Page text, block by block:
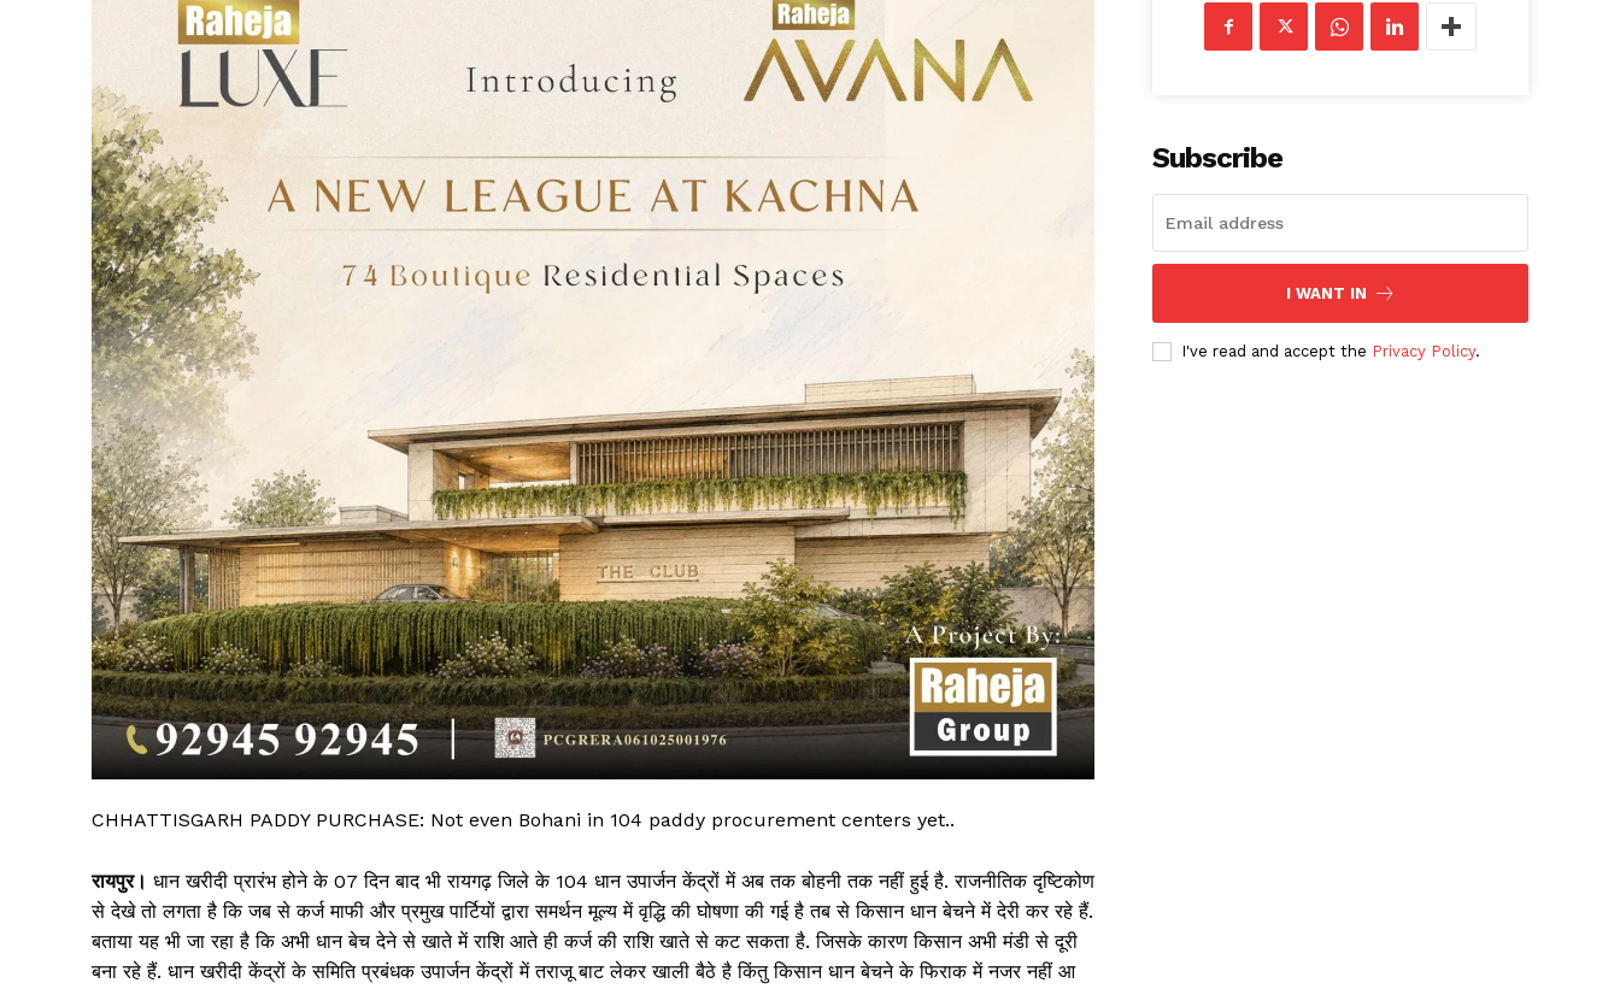
CHHATTISGARH PADDY PURCHASE: Not even Bohani in 104 paddy procurement centers yet..
रायपुर। धान खरीदी प्रारंभ होने के 07 दिन बाद भी रायगढ़ जिले के 104 धान उपार्जन केंद्रों में अब तक बोहनी तक नहीं हुई है. राजनीतिक दृष्टिकोण
से देखे तो लगता है कि जब से कर्ज माफी और प्रमुख पार्टियों द्वारा समर्थन मूल्य में वृद्धि की घोषणा की गई है तब से किसान धान बेचने में देरी कर रहे हैं.
बताया यह भी जा रहा है कि अभी धान बेच देने से खाते में राशि आते ही कर्ज की राशि खाते से कट सकता है. जिसके कारण किसान अभी मंडी से दूरी
बना रहे हैं. धान खरीदी केंद्रों के समिति प्रबंधक उपार्जन केंद्रों में तराजू बाट लेकर खाली बैठे है किंतु किसान धान बेचने के फिराक में नजर नहीं आ
Subscribe
I WANT IN
I've read and accept the Privacy Policy.